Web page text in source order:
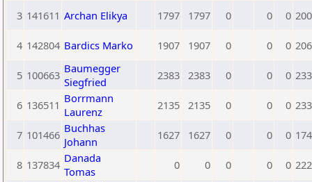
3 141611 Archan Elikya 1797 1797 0 0 0
4 142804 Bardics Marko 1907 1907 0 0 0
5 100663 Baumegger
Siegfried
2383 2383 0 0 0
6 136511 Borrmann
Laurenz
2135 2135 0 0 0
7 101466 Buchhas
Johann
1627 1627 0 0 0
8 137834 Danada
Tomas
0 0 0 0 0